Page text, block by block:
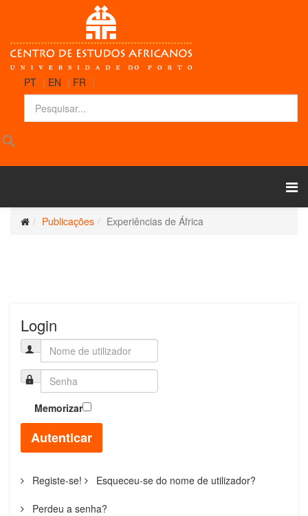
PT | EN | FR |
Publicações Experiências de África
Login
Memorizar
Autenticar
Registe-se! Esqueceu-se do nome de utilizador?
Perdeu a senha?